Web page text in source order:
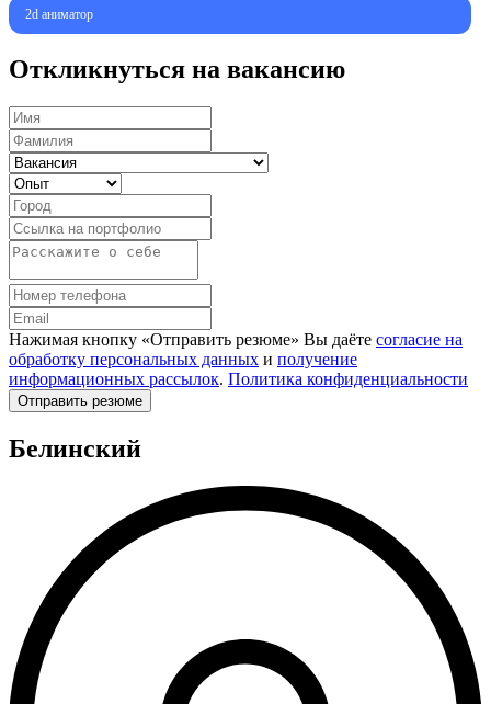
2d аниматор
Откликнуться на вакансию
Нажимая кнопку «Отправить резюме» Вы даёте согласие на
обработку персональных данных и получение
информационных рассылок. Политика конфиденциальности
Отправить резюме
Белинский